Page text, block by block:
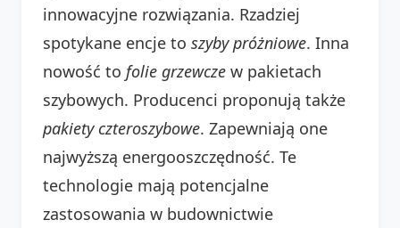
innowacyjne rozwiązania. Rzadziej
spotykane encje to szyby próżniowe. Inna
nowość to folie grzewcze w pakietach
szybowych. Producenci proponują także
pakiety czteroszybowe. Zapewniają one
najwyższą energooszczędność. Te
technologie mają potencjalne
zastosowania w budownictwie